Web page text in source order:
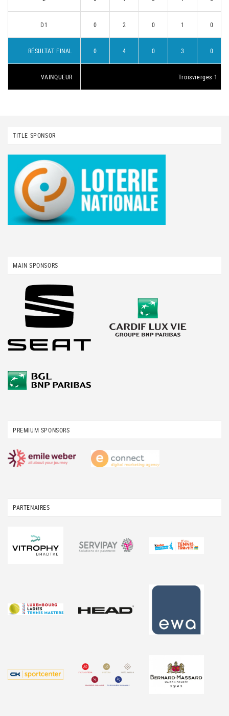
D1 0 2 0 1 0
RÉSULTAT FINAL 0 4 0 3 0
VAINQUEUR Troisvierges 1
TITLE SPONSOR
MAIN SPONSORS
PREMIUM SPONSORS
PARTENAIRES